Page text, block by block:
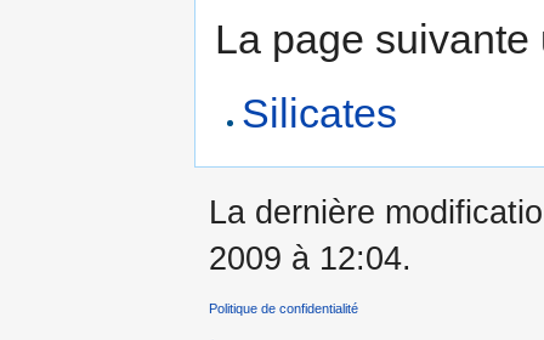
La page
Silicates
La dernière
2009 à 12:04.
Politique de confidentialité